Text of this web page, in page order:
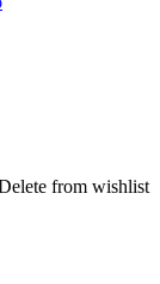
from wishlist